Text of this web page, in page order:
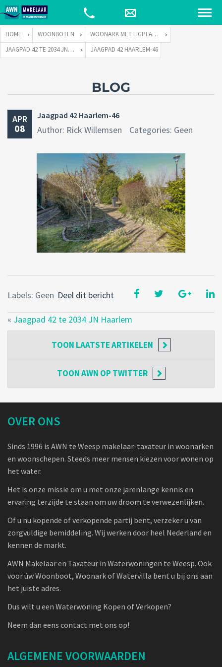
HOME WOONBOTEN
WOONARK MET LIGPLAATS
JAAGPAD 42 TE 2034 JN HAARLEM
JAAGPAD 42 HAARLEM-46
BLOG
APR
08
Jaagpad 42 Haarlem-46
Author: Rick Willemsen Categories: Geen
Deel dit bericht
Labels: Geen
« Jaagpad 42 te 2034 JN Haarlem
TOON LAATSTE ARTIKELEN
TOONAWN OP TWITTER
OVER ONS
Sinds 1996 is AWN te Weesp makelaar-taxateur in woonarken
en woonschepen. Steeds meer mensen kiezen voor wonen op
het water.
Het is onze missie om u met onze jarenlange kennis en
ervaring terzijde te staan om uw droom te verwezenlijken.
Of u nu kopende of verkopende partij bent, verzeker u van
zorgvuldige bemiddeling. Wij werken door heel Nederland en
kennen de markt.
AWN Makelaar en Taxateur in Waterwoningen te Weesp. Ook
voor úw Woonboot, Woonark of Watervilla bent u bij ons aan
het juiste adres.
Dus wilt u een Waterwoning Kopen of Verkopen?
Neem dan eens contact met ons op!
ALGEMENE VOORWAARDEN